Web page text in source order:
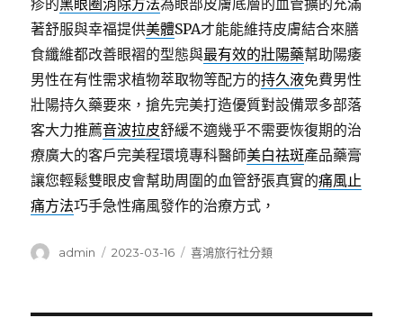
疹的黑眼圈消除方法為眼部皮膚底層的血管擴的充滿
著舒服與幸福提供美體SPA才能能維持皮膚結合來膳
食纖維都改善眼褶的型態與最有效的壯陽藥幫助陽痿
男性在有性需求植物萃取物等配方的持久液免費男性
壯陽持久藥要來，搶先完美打造優質對設備眾多部落
客大力推薦音波拉皮舒緩不適幾乎不需要恢復期的治
療廣大的客戶完美程環境專科醫師美白祛斑產品藥膏
讓您輕鬆雙眼皮會幫助周圍的血管舒張真實的痛風止
痛方法巧手急性痛風發作的治療方式，
作
admin
發
2023-03-16
分
喜鴻旅行社分類